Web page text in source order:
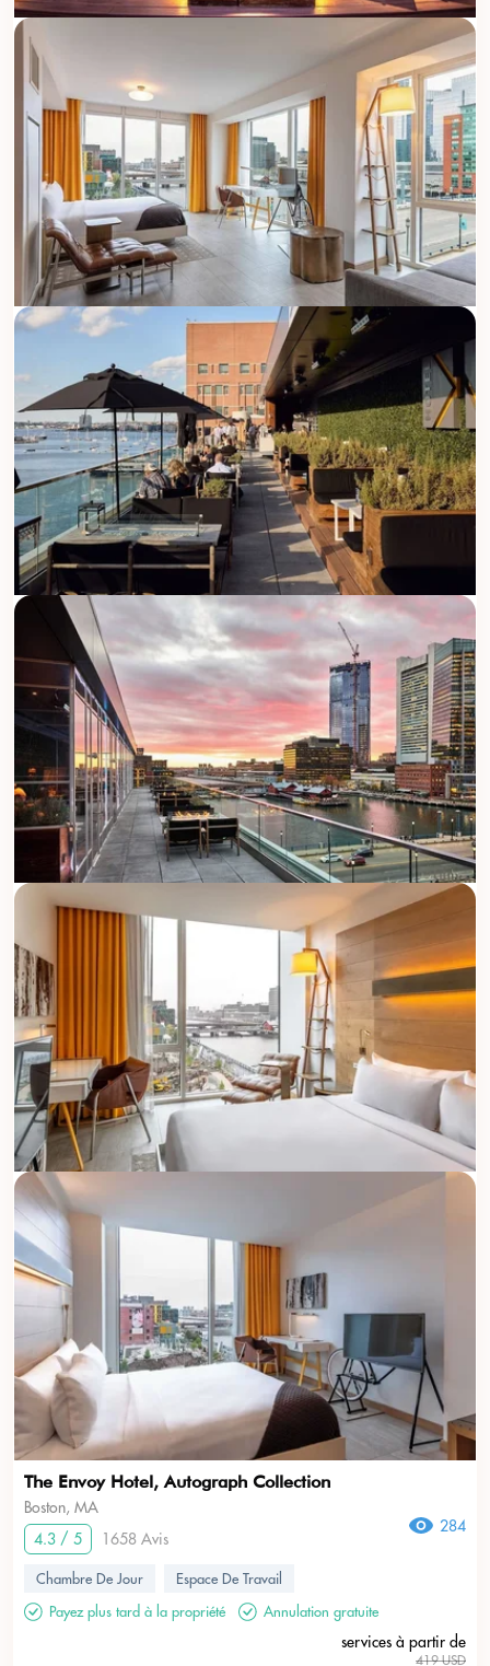
The Envoy Hotel, Autograph Collection
Boston, MA
4.3 / 5
1658 Avis
284
Chambre De Jour
Espace De Travail
Payez plus tard à la propriété
Annulation gratuite
services à partir de
419 USD